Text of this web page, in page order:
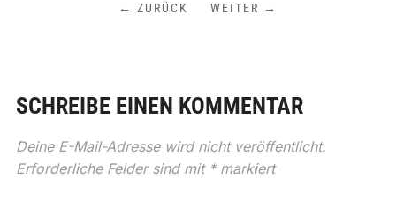
← ZURÜCK WEITER →
SCHREIBE EINEN KOMMENTAR
Deine E-Mail-Adresse wird nicht veröffentlicht.
Erforderliche Felder sind mit *markiert